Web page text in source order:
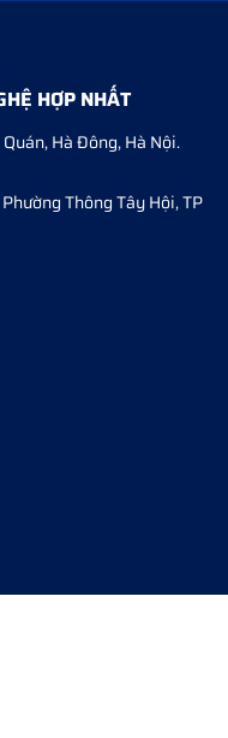
HỢP NHẤT
,Hà Đông,Hà Nội.
Thông Tây Hội, TP